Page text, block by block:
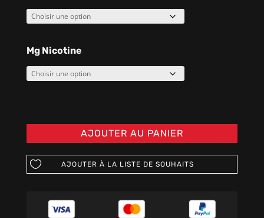
Mg Nicotine
AJOUTER AU PANIER
AJOUTER À LA LISTE DE SOUHAITS